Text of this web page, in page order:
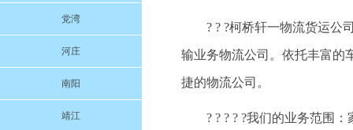
党湾
河庄
南阳
靖江
? ? ?柯桥轩一物流货运公
输业务物流公司。依托丰富的
捷的物流公司。
? ? ? ? ?我们的业务范围